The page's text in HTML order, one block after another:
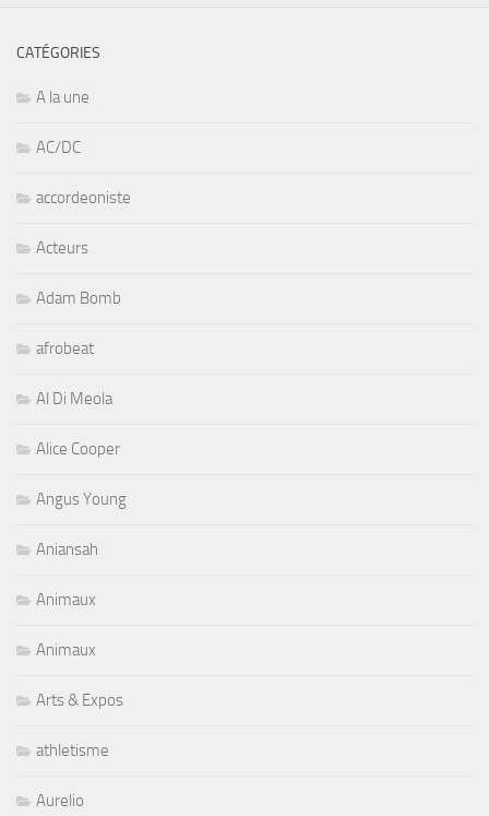
CATÉGORIES
A la une
AC/DC
accordeoniste
Acteurs
Adam Bomb
afrobeat
Al Di Meola
Alice Cooper
Angus Young
Aniansah
Animaux
Animaux
Arts & Expos
athletisme
Aurelio